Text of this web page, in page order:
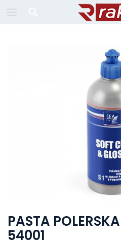
PASTA
54001